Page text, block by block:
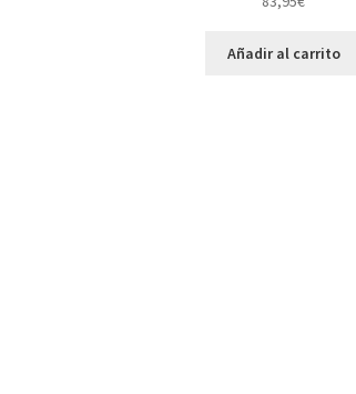
Añadir al carrito